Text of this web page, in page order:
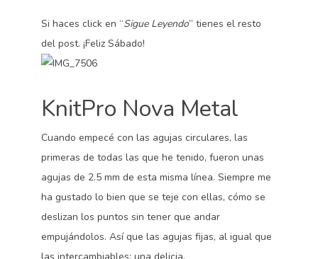
Si haces click en “Sigue Leyendo” tienes el resto
del post. ¡Feliz Sábado!
KnitPro Nova Metal
Cuando empecé con las agujas circulares, las
primeras de todas las que he tenido, fueron unas
agujas de 2.5 mm de esta misma línea. Siempre me
ha gustado lo bien que se teje con ellas, cómo se
deslizan los puntos sin tener que andar
empujándolos. Así que las agujas fijas, al igual que